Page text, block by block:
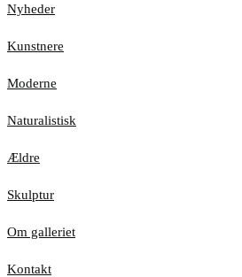
Nyheder
Kunstnere
Moderne
Naturalistisk
Ældre
Skulptur
Om galleriet
Kontakt